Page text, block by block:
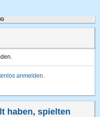
anmelden.
haben, spielten